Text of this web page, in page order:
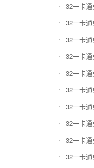
32一卡
32一卡
32一卡
32一卡
32一卡
32一卡
32一卡
32一卡
32一卡